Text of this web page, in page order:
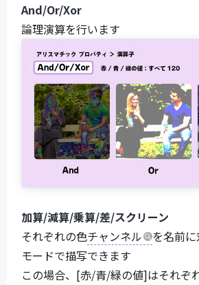
And/Or/Xor
論理演算を行います
加算/減算/乗算/差/スクリーン
それぞれの色チャンネル を名前
モードで描写できます
この場合、[赤/青/緑の値]はそれぞ